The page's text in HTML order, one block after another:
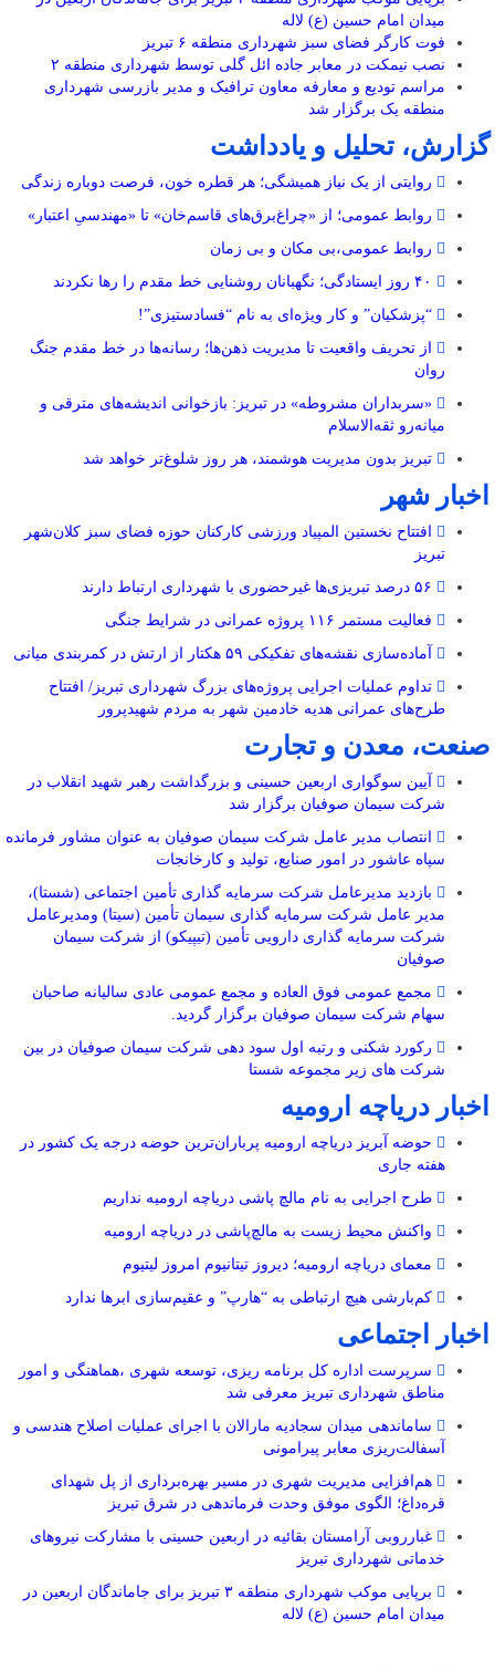
میدان امام حسین (ع) لاله
فوت کارگر فضای سبز شهرداری منطقه ۶ تبریز
نصب نیمکت در معابر جاده ائل گلی توسط شهرداری منطقه ۲
مراسم تودیع و معارفه معاون ترافیک و مدیر بازرسی شهرداری
منطقه یک برگزار شد
گزارش، تحلیل و یادداشت
روایتی از یک نیاز همیشگی؛ هر قطره خون، فرصت دوباره زندگی
روابط عمومی؛ از «چراغ‌برق‌های قاسم‌خان» تا «مهندسیِ اعتبار»
روابط عمومی،بی مکان و بی زمان
“پزشکیان” و کار ویژه‌ای به نام “فسادستیزی”!
از تحریف واقعیت تا مدیریت ذهن‌ها؛ رسانه‌ها در خط مقدم جنگ
روان
«سربداران مشروطه» در تبریز: بازخوانی اندیشه‌های مترقی و
میانه‌رو ثقه‌الاسلام
تبریز بدون مدیریت هوشمند، هر روز شلوغ‌تر خواهد شد
اخبار شهر
افتتاح نخستین المپیاد ورزشی کارکنان حوزه فضای سبز کلان‌شهر
تبریز
فعالیت مستمر ۱۱۶ پروژه عمرانی در شرایط جنگی
آماده‌سازی نقشه‌های تفکیکی ۵۹ هکتار از ارتش در کمربندی میانی
تداوم عملیات اجرایی پروژه‌های بزرگ شهرداری تبریز/ افتتاح
طرح‌های عمرانی هدیه خادمین شهر به مردم شهیدپرور
صنعت، معدن و تجارت
آیین سوگواری اربعین حسینی و بزرگداشت رهبر شهید انقلاب در
شرکت سیمان صوفیان برگزار شد
انتصاب مدیر عامل شرکت سیمان صوفیان به عنوان مشاور فرمانده
سپاه عاشور در امور صنایع، تولید و کارخانجات
بازدید مدیرعامل شرکت سرمایه گذاری تأمین اجتماعی (شستا)،
مدیر عامل شرکت سرمایه گذاری سیمان تأمین (سیتا) ومدیرعامل
شرکت سرمایه گذاری دارویی تأمین (تیپیکو) از شرکت سیمان
صوفیان
مجمع عمومی فوق العاده و مجمع عمومی عادی سالیانه صاحبان
سهام شرکت سیمان صوفیان برگزار گردید.
رکورد شکنی و رتبه اول سود دهی شرکت سیمان صوفیان در بین
شرکت های زیر مجموعه شستا
اخبار دریاچه ارومیه
حوضه آبریز دریاچه ارومیه پرباران‌ترین حوضه‌ درجه یک کشور در
هفته جاری
طرح اجرایی به نام مالچ پاشی دریاچه ارومیه نداریم
واکنش محیط زیست به مالچ‌پاشی در دریاچه ارومیه
معمای دریاچه ارومیه؛ دیروز تیتانیوم امروز لیتیوم
کم‌بارشی هیچ ارتباطی به “هارپ” و عقیم‌سازی ابرها ندارد
اخبار اجتماعی
سرپرست اداره کل برنامه ریزی، توسعه شهری ،هماهنگی و امور
مناطق شهرداری تبریز معرفی شد
ساماندهی میدان سجادیه مارالان با اجرای عملیات اصلاح هندسی و
آسفالت‌ریزی معابر پیرامونی
هم‌افزایی مدیریت شهری در مسیر بهره‌برداری از پل شهدای
قره‌داغ؛ الگوی موفق وحدت فرماندهی در شرق تبریز
غبارروبی آرامستان بقائیه در اربعین حسینی با مشارکت نیروهای
خدماتی شهرداری تبریز
برپایی موکب شهرداری منطقه ۳ تبریز برای جاماندگان اربعین در
میدان امام حسین (ع) لاله